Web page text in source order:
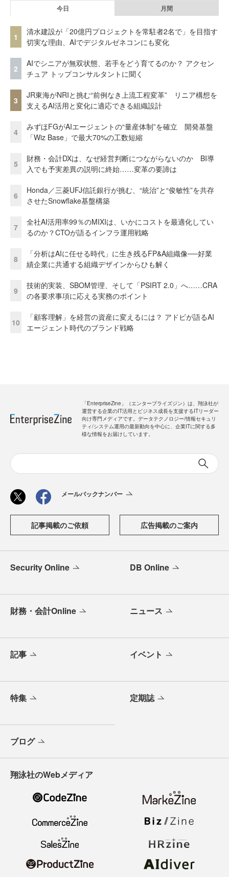
今日 月間
1
清水建設が「20億円プロジェクトを常駐者2名で」を目指す
切実な理由、AIでデジタルゼネコンにも変化
2
AIでシニアが無双状態、若手をどう育てるのか？ アクセン
チュア トップコンサルタントに聞く
3
JR東海がNRIと挑む“前例なき上流工程変革” リニア構想を
支えるAI活用と変化に適応できる組織設計
4
みずほFGがAIエージェントの“量産体制”を確立 開発基盤
「Wiz Base」で最大70%の工数短縮
5
財務・会計DXは、なぜ経営判断につながらないのか BI導
入でも予実差異の説明に終始……変革の要諦は
6
Honda／三菱UFJ信託銀行が挑む、“統治”と“俊敏性”を共存
させたSnowflake基盤構築
7
全社AI活用率99％のMIXIは、いかにコストを最適化してい
るのか？CTOが語るインフラ運用戦略
8
「分析はAIに任せる時代」に生き残るFP&A組織像──好業
績企業に共通する組織デザインからひも解く
9
技術的実装、SBOM管理、そして「PSIRT 2.0」へ……CRA
の各要求事項に応える実務のポイント
10
「顧客理解」を経営の資産に変えるには？ アドビが語るAI
エージェント時代のブランド戦略
「EnterpriseZine」（エンタープライズジン）は、翔泳社が
運営する企業のIT活用とビジネス成長を支援するITリーダー
向け専門メディアです。データテクノロジー/情報セキュリ
ティ/システム運用の最新動向を中心に、企業ITに関する多
様な情報をお届けしています。
メールバックナンバー
記事掲載のご依頼 広告掲載のご案内
Security Online DB Online
財務・会計Online ニュース
記事 イベント
特集 定期誌
ブログ
翔泳社のWebメディア